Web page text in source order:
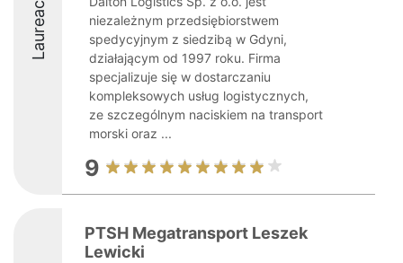
Laureaci
niezależnym przedsiębiorstwem
spedycyjnym z siedzibą w Gdyni,
działającym od 1997 roku. Firma
specjalizuje się w dostarczaniu
kompleksowych usług logistycznych,
ze szczególnym naciskiem na transport
morski oraz ...
9
PTSH Megatransport Leszek
Lewicki